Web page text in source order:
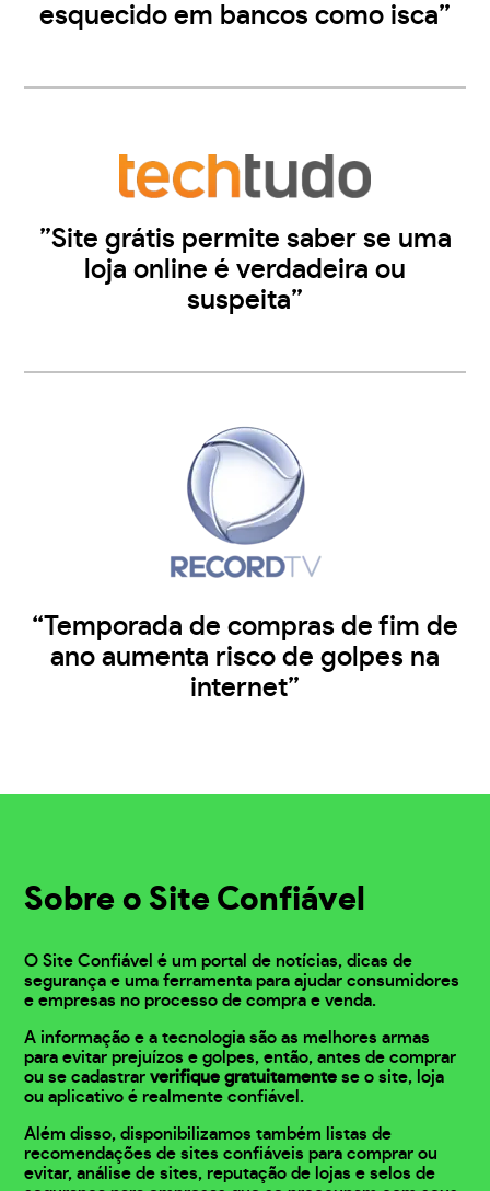
esquecido em bancos como isca”
”Site grátis permite saber se uma
loja online é verdadeira ou
suspeita”
“Temporada de compras de fim de
ano aumenta risco de golpes na
internet”
Sobre o Site Confiável
O Site Confiável é um portal de notícias, dicas de
segurança e uma ferramenta para ajudar consumidores
e empresas no processo de compra e venda.
A informação e a tecnologia são as melhores armas
para evitar prejuízos e golpes, então, antes de comprar
ou se cadastrarverifique gratuitamente se o site, loja
ou aplicativo é realmente confiável.
Além disso, disponibilizamos também listas de
recomendações de sites confiáveis para comprar ou
evitar, análise de sites, reputação de lojas e selos de